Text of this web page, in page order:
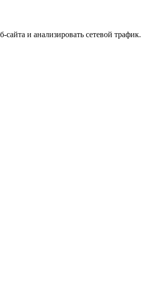
и анализировать сетевой трафик.